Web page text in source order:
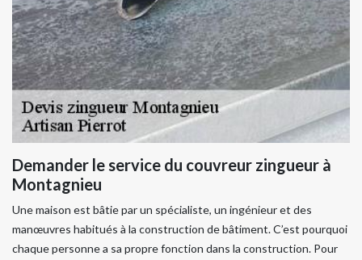
Demander le service du couvreur zingueur à
Montagnieu
Une maison est bâtie par un spécialiste, un ingénieur et des
manœuvres habitués à la construction de bâtiment. C’est pourquoi
chaque personne a sa propre fonction dans la construction. Pour